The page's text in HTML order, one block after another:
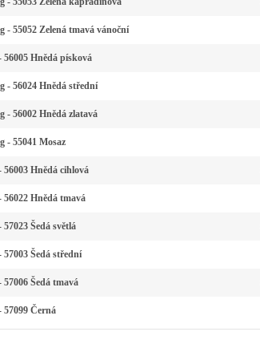
- 55052 Zelená tmavá vánoční
Hnědá písková
- 56024 Hnědá střední
- 56002 Hnědá zlatavá
- 55041 Mosaz
Hnědá cihlová
Hnědá tmavá
Šedá světlá
Šedá střední
Šedá tmavá
Černá